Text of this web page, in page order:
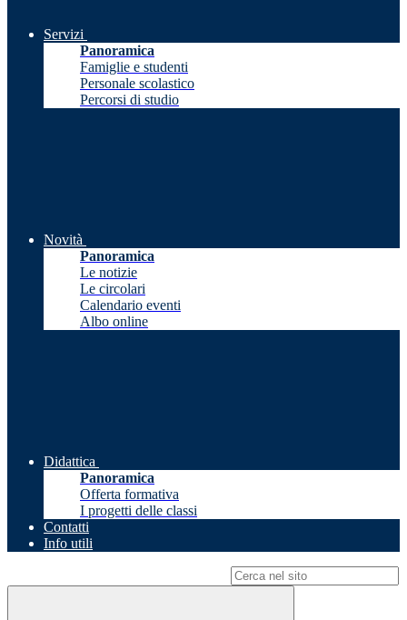
Servizi
Panoramica
Famiglie e studenti
Personale scolastico
Percorsi di studio
Novità
Panoramica
Le notizie
Le circolari
Calendario eventi
Albo online
Didattica
Panoramica
Offerta formativa
I progetti delle classi
Contatti
Info utili